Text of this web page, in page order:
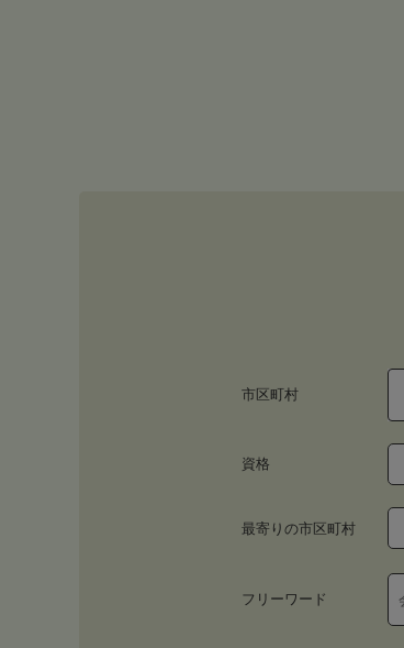
市区町村
資格
最寄りの市区町村
フリーワード